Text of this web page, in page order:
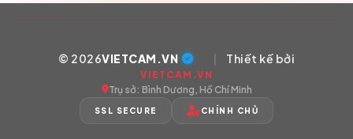
© 2026VIETCAM.VN | Thiết kế bởi
VIETCAM.VN
Trụ sở: Bình Dương, Hồ Chí Minh
SSL SECURE CHÍNH CHỦ